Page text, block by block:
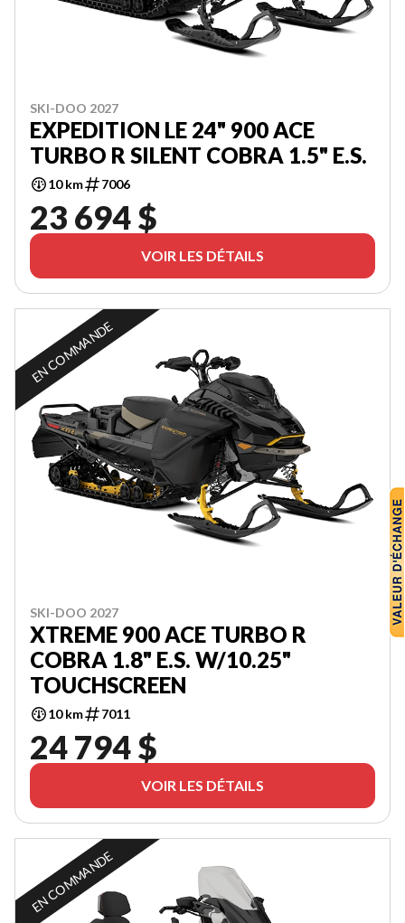
SKI-DOO 2027
EXPEDITION LE 24" 900 ACE
TURBO R SILENT COBRA 1.5" E.S.
10 km 7006
23 694 $
VOIR LES DÉTAILS
EN COMMANDE
SKI-DOO 2027
XTREME 900 ACE TURBO R
COBRA 1.8" E.S. W/10.25"
TOUCHSCREEN
10 km 7011
24 794 $
VOIR LES DÉTAILS
EN COMMANDE